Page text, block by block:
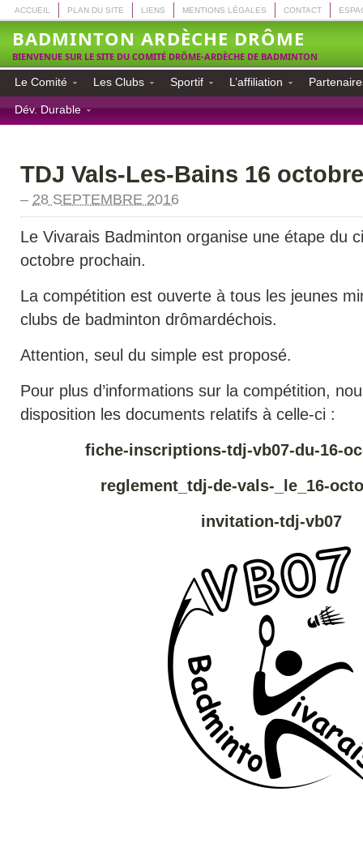
ACCUEIL PLAN DU SITE LIENS MENTIONS LÉGALES CONTACT
BADMINTON ARDÈCHE DRÔME
BIENVENUE SUR LE SITE DU COMITÉ DRÔME-ARDÈCHE DE BADMINTON
Le Comité Les Clubs Sportif L’affiliation
Dév. Durable
TDJ Vals-Les-Bains 16 octobre
– 28 SEPTEMBRE 2016
Le Vivarais Badminton organise une étape du
octobre prochain.
La compétition est ouverte à tous les jeunes
clubs de badminton drômardéchois.
Attention, seul du simple est proposé.
Pour plus d’informations sur la compétition,
disposition les documents relatifs à celle-ci :
fiche-inscriptions-tdj-vb07-du-16-
reglement_tdj-de-vals-_le_16-
invitation-tdj-vb07